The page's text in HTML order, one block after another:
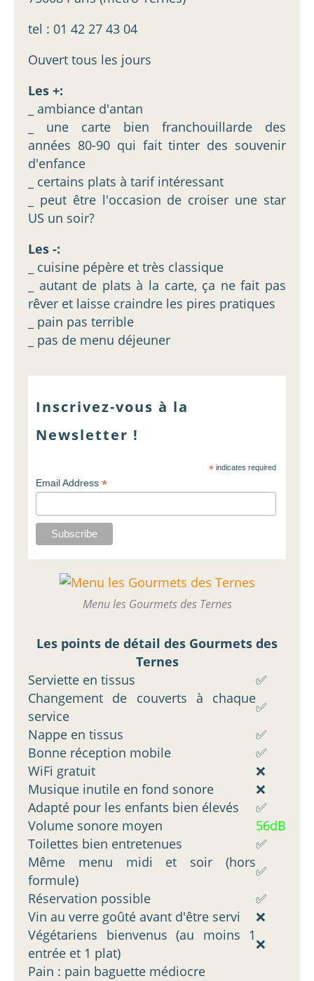
tel : 01 42 27 43 04
Ouvert tous les jours
Les +:
_ ambiance d'antan
_ une carte bien franchouillarde des
années 80-90 qui fait tinter des souvenir
d'enfance
_ certains plats à tarif intéressant
_ peut être l'occasion de croiser une star
US un soir?
Les -:
_ cuisine pépère et très classique
_ autant de plats à la carte, ça ne fait pas
rêver et laisse craindre les pires pratiques
_ pain pas terrible
_ pas de menu déjeuner
Inscrivez-vous à la
Newsletter !
*indicates required
Email Address*
Menu les Gourmets des Ternes
Les points de détail des Gourmets des
Ternes
Serviette en tissus
✅
Changement de couverts à chaque
service
✅
Nappe en tissus
✅
Bonne réception mobile
✅
WiFi gratuit
❌
Musique inutile en fond sonore
❌
Adapté pour les enfants bien élevés
✅
Volume sonore moyen
56dB
Toilettes bien entretenues
✅
Même menu midi et soir (hors
formule)
✅
Réservation possible
✅
Vin au verre goûté avant d'être servi
❌
Végétariens bienvenus (au moins 1
entrée et 1 plat)
❌
Pain : pain baguette médiocre